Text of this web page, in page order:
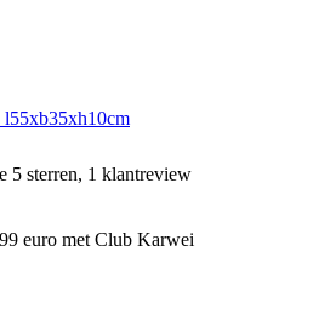
l55xb35xh10cm
5 sterren, 1 klantreview
euro met Club Karwei